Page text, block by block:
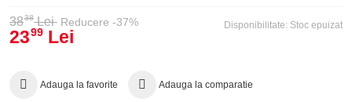
Disponibilitate: Stoc epuizat
3838Lei Reducere -37%
2399 Lei
Adauga la favorite Adauga la comparatie